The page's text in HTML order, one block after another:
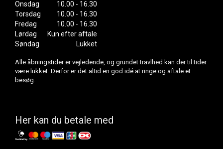
Onsdag
10.00 - 16.30
Torsdag
10.00 - 16.30
Fredag
10.00 - 16.30
Lørdag
Kun efter aftale
Søndag
Lukket
Alle åbningstider er vejledende, og grundet travlhed kan der til tider
være lukket. Derfor er det altid en god idé at ringe og aftale et
besøg.
Her kan du betale med